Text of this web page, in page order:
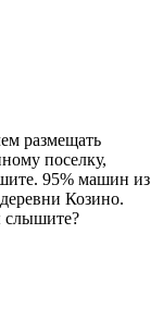
размещать
поселку,
95% машин из
Козино.